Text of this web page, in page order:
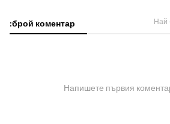
:брой коментар Най
Напишете първия